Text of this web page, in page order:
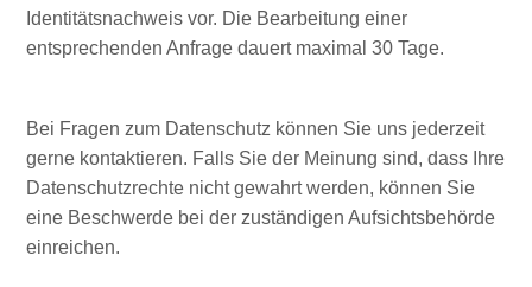
Digitale
Einreisekarte
Curaçao
Identitätsnachweis vor. Die Bearbeitung einer
entsprechenden Anfrage dauert maximal 30 Tage.
Bei Fragen zum Datenschutz können Sie uns jederzeit
gerne kontaktieren. Falls Sie der Meinung sind, dass Ihre
Datenschutzrechte nicht gewahrt werden, können Sie
eine Beschwerde bei der zuständigen Aufsichtsbehörde
einreichen.